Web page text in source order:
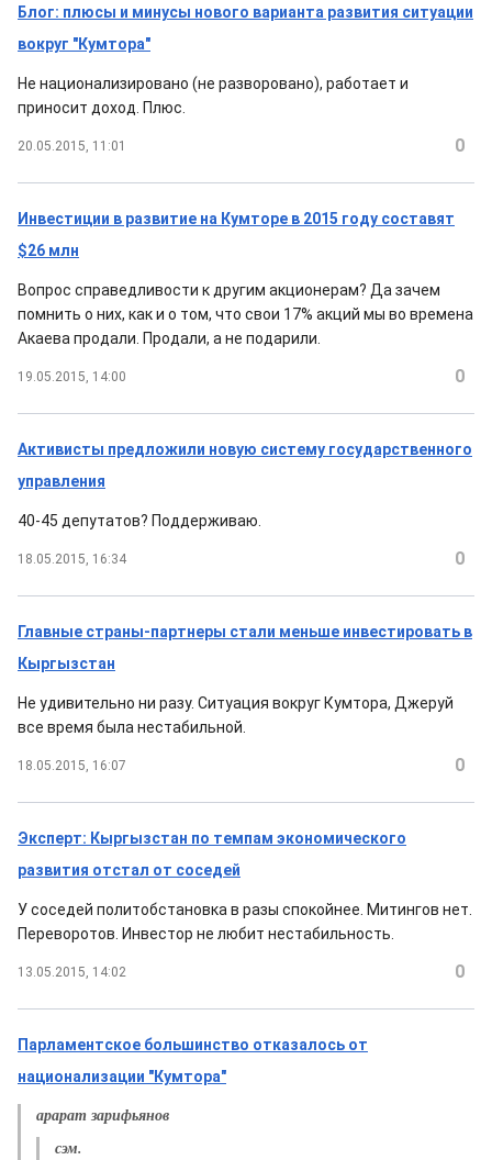
Блог: плюсы и минусы нового варианта развития ситуации
вокруг "Кумтора"
Не национализировано (не разворовано), работает и
приносит доход. Плюс.
20.05.2015, 11:01 0
Инвестиции в развитие на Кумторе в 2015 году составят
$26 млн
Вопрос справедливости к другим акционерам? Да зачем
помнить о них, как и о том, что свои 17% акций мы во времена
Акаева продали. Продали, а не подарили.
19.05.2015, 14:00 0
Активисты предложили новую систему государственного
управления
40-45 депутатов? Поддерживаю.
18.05.2015, 16:34 0
Главные страны-партнеры стали меньше инвестировать в
Кыргызстан
Не удивительно ни разу. Ситуация вокруг Кумтора, Джеруй
все время была нестабильной.
18.05.2015, 16:07 0
Эксперт: Кыргызстан по темпам экономического
развития отстал от соседей
У соседей политобстановка в разы спокойнее. Митингов нет.
Переворотов. Инвестор не любит нестабильность.
13.05.2015, 14:02 0
Парламентское большинство отказалось от
национализации "Кумтора"
арарат зарифьянов
сэм.